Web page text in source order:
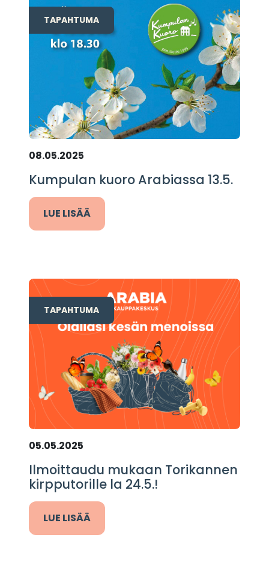
TAPAHTUMA
08.05.2025
Kumpulan kuoro Arabiassa 13.5.
LUE LISÄÄ
TAPAHTUMA
05.05.2025
Ilmoittaudu mukaan Torikannen
kirpputorille la 24.5.!
LUE LISÄÄ